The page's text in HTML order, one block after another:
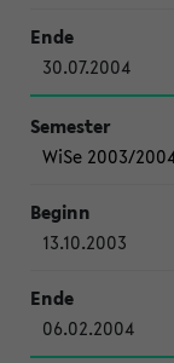
30.07.2004
WiSe 2003/
13.10.2003
06.02.2004